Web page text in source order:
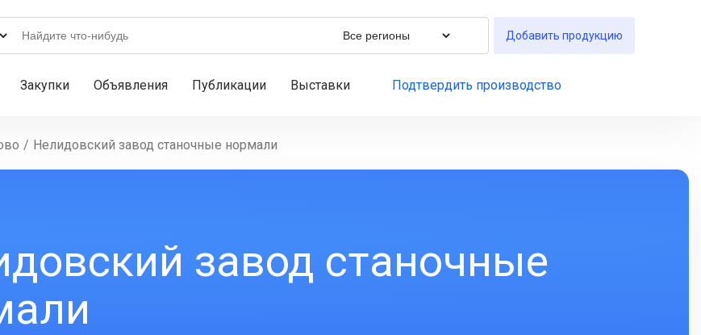
Добавить продукцию
Закупки Объявления Публикации Выставки Подтвердить производство
/ Нелидовский завод станочные нормали
завод станочные